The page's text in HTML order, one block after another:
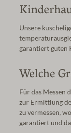
Unsere
garantiert guten
Welche
Für das Messen
zur Ermittlung
zu vermessen,
garantiert und